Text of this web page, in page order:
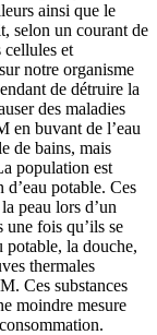
ainsi que le
selon un courant de
cellules et
notre organisme
de détruire la
des maladies
en buvant de l’eau
de bains, mais
population est
potable. Ces
peau lors d’un
une fois qu’ils se
potable, la douche,
thermales
Ces substances
moindre mesure